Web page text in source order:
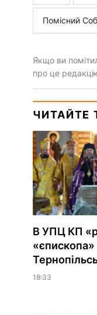
Помісний
Якщо ви
про це
ЧИТАЙТЕ
В УПЦ КП
«єпископа»
18:33